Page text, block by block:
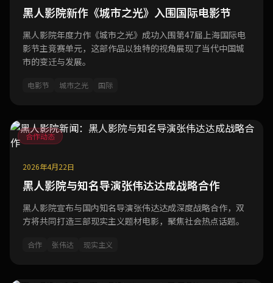
黑人影院新作《城市之光》入围国际电影节
黑人影院年度力作《城市之光》成功入围第47届上海国际电
影节主竞赛单元，这部作品以独特的视角展现了当代中国城
市的变迁与发展。
电影节 城市之光 国际
合作动态
2026年4月22日
黑人影院与知名导演张伟达达成战略合作
黑人影院宣布与国内知名导演张伟达达成深度战略合作，双
方将共同打造三部现实主义题材电影，聚焦社会热点话题。
合作 张伟达 现实主义